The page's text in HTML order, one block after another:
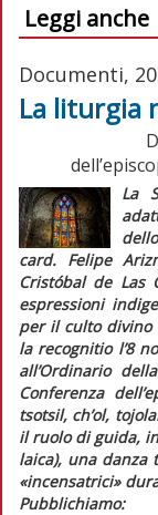
Leggi anche
Documenti,
La liturgia
La
card. Felipe
Cristóbal de Las
espressioni
per il culto divino
la recognitiol’8
all’Ordinario
Conferenza
tsotsil, ch’ol,
il ruolo di guida,
laica), una danza
«incensatrici»
Pubblichiamo: